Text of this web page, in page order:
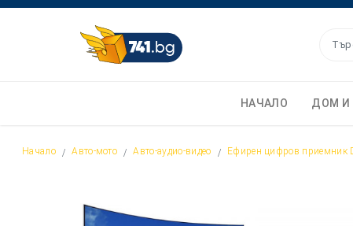
НАЧАЛО ДОМ И
Начало Авто-мото Авто-аудио-видео Ефирен цифров приемник